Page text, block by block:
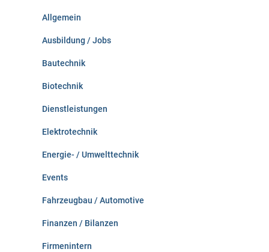
Allgemein
Ausbildung / Jobs
Bautechnik
Biotechnik
Dienstleistungen
Elektrotechnik
Energie- / Umwelttechnik
Events
Fahrzeugbau / Automotive
Finanzen / Bilanzen
Firmenintern